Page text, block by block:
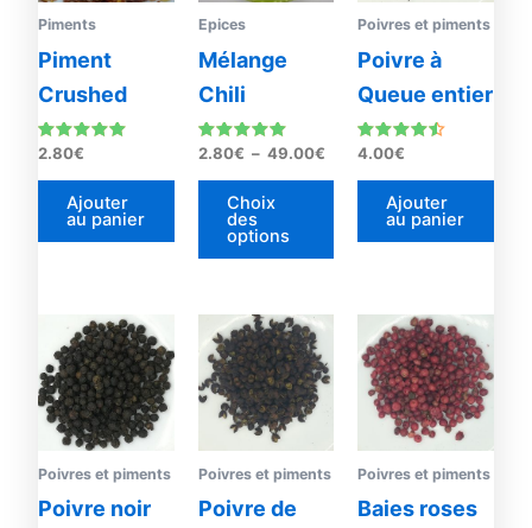
Piments
Piment
Crushed
Note
sur 5
2.80€
Ajouter
au panier
Epices
Mélange
Chili
Note
sur 5
2.80€ – 49.00€
Choix
des
options
Les
options
être
choisies
sur
Poivres et piments
Poivre à
Queue entier
Note
sur 5
4.00€
Ajouter
au panier
Poivres et piments
Poivre noir
de
prix :
4.00€
à
produit
plusieurs
variations.
Les
options
Poivres et piments
Poivre de
Poivres et piments
Baies roses
de
prix :
4.00€
à
a